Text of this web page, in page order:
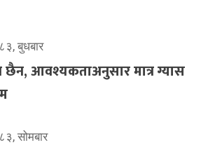
बुधबार
छैन, आवश्यकताअनुसार मात्र ग्यास
सोमबार